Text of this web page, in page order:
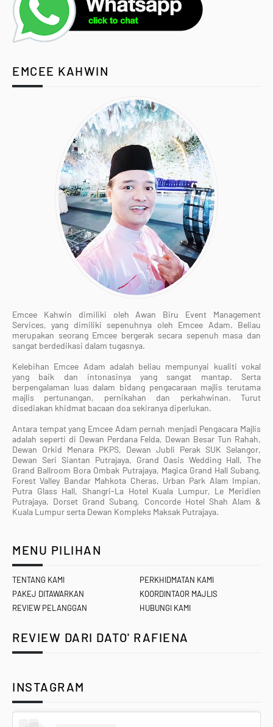
EMCEE KAHWIN
Emcee Kahwin dimiliki oleh Awan Biru Event Management
Services, yang dimiliki sepenuhnya oleh Emcee Adam. Beliau
merupakan seorang Emcee bergerak secara sepenuh masa dan
sangat berdedikasi dalam tugasnya.
Kelebihan Emcee Adam adalah beliau mempunyai kualiti vokal
yang baik dan intonasinya yang sangat mantap. Serta
berpengalaman luas dalam bidang pengacaraan majlis terutama
majlis pertunangan, pernikahan dan perkahwinan. Turut
disediakan khidmat bacaan doa sekiranya diperlukan.
Antara tempat yang Emcee Adam pernah menjadi Pengacara Majlis
adalah seperti di Dewan Perdana Felda, Dewan Besar Tun Rahah,
Dewan Orkid Menara PKPS, Dewan Jubli Perak SUK Selangor,
Dewan Seri Siantan Putrajaya, Grand Oasis Wedding Hall, The
Grand Ballroom Bora Ombak Putrajaya, Magica Grand Hall Subang,
Forest Valley Bandar Mahkota Cheras, Urban Park Alam Impian,
Putra Glass Hall, Shangri-La Hotel Kuala Lumpur, Le Meridien
Putrajaya, Dorset Grand Subang, Concorde Hotel Shah Alam &
Kuala Lumpur serta Dewan Kompleks Maksak Putrajaya.
MENU PILIHAN
TENTANG KAMI
PERKHIDMATAN KAMI
PAKEJ DITAWARKAN
KOORDINTAOR MAJLIS
REVIEW PELANGGAN
HUBUNGI KAMI
REVIEW DARI DATO' RAFIENA
INSTAGRAM